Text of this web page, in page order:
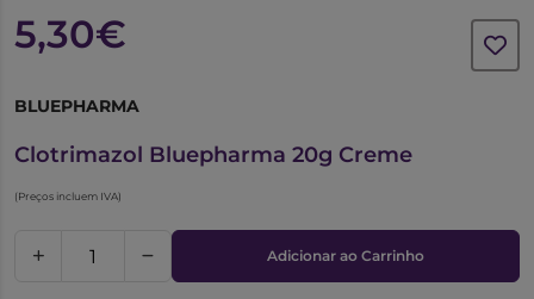
5,30€
BLUEPHARMA
Clotrimazol Bluepharma 20g Creme
(Preços incluem IVA)
Adicionar ao Carrinho